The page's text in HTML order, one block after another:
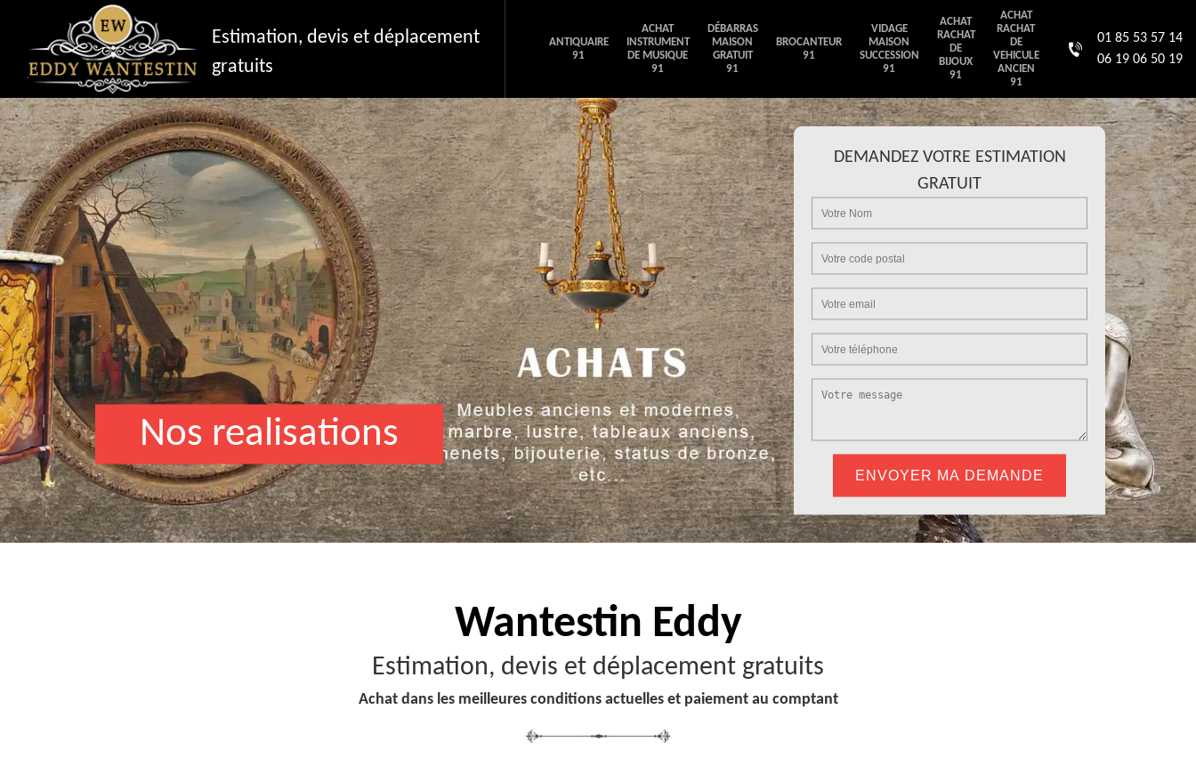
Estimation, devis et déplacement
gratuits
ANTIQUAIRE
91
ACHAT
INSTRUMENT
DE MUSIQUE
91
DÉBARRAS
MAISON
GRATUIT
91
BROCANTEUR
91
VIDAGE
MAISON
SUCCESSION
91
ACHAT
RACHAT
DE
BIJOUX
91
ACHAT
RACHAT
DE
VEHICULE
ANCIEN
91
01 85 53 57 14
06 19 06 50 19
Nos realisations
DEMANDEZ VOTRE ESTIMATION
GRATUIT
Wantestin Eddy
Estimation, devis et déplacement gratuits
Achat dans les meilleures conditions actuelles et paiement au comptant